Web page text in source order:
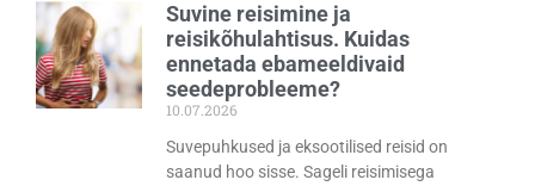
Suvine reisimine ja
reisikõhulahtisus. Kuidas
ennetada ebameeldivaid
seedeprobleeme?
10.07.2026
Suvepuhkused ja eksootilised reisid on
saanud hoo sisse. Sageli reisimisega